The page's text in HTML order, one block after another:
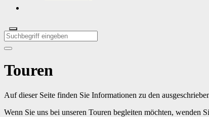
Touren
Auf dieser Seite finden Sie Informationen zu den
Wenn Sie uns bei unseren Touren begleiten möchten, wenden